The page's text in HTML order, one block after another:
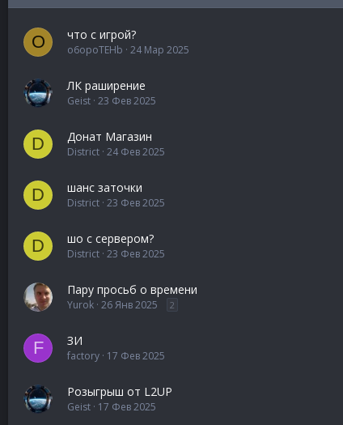
O что с игрой?
o6opoTEHb 24 Мар 2025
ЛК раширение
Geist 23 Фев 2025
D Донат Магазин
District 24 Фев 2025
D шанс заточки
District 23 Фев 2025
D шо с сервером?
District 23 Фев 2025
Пару просьб о времени
Yurok 26 Янв 2025 2
F ЗИ
factory 17 Фев 2025
Розыгрыш от L2UP
Geist 17 Фев 2025